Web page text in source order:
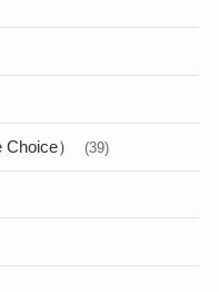
） (39)